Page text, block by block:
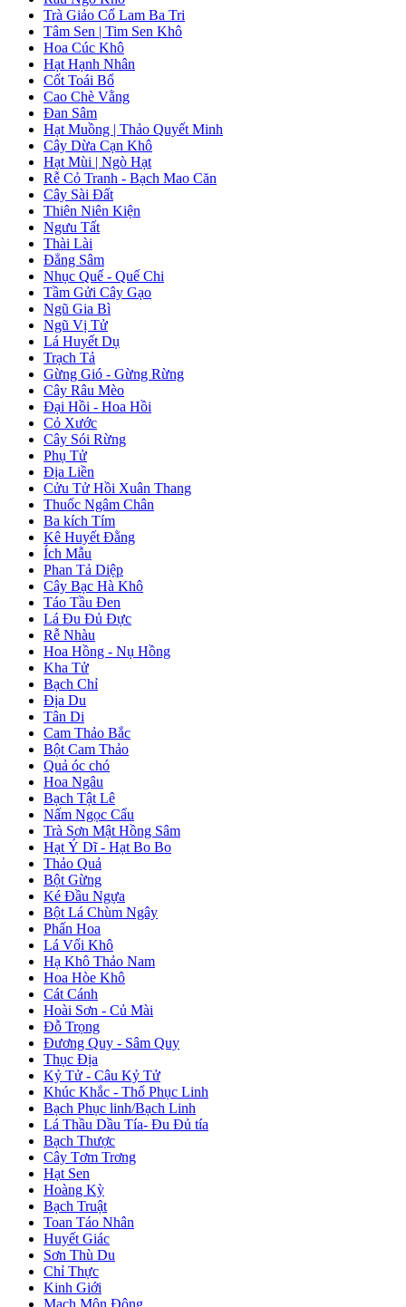
Trà Giảo Cổ Lam Ba Tri
Tâm Sen | Tim Sen Khô
Hoa Cúc Khô
Hạt Hạnh Nhân
Cốt Toái Bổ
Cao Chè Vằng
Đan Sâm
Hạt Muồng | Thảo Quyết Minh
Cây Dừa Cạn Khô
Hạt Mùi | Ngò Hạt
Rễ Cỏ Tranh - Bạch Mao Căn
Cây Sài Đất
Thiên Niên Kiện
Ngưu Tất
Thài Lài
Đẳng Sâm
Nhục Quế - Quế Chi
Tầm Gửi Cây Gạo
Ngũ Gia Bì
Ngũ Vị Tử
Lá Huyết Dụ
Trạch Tả
Gừng Gió - Gừng Rừng
Cây Râu Mèo
Đại Hồi - Hoa Hồi
Cỏ Xước
Cây Sói Rừng
Phụ Tử
Địa Liền
Cửu Tử Hồi Xuân Thang
Thuốc Ngâm Chân
Ba kích Tím
Kê Huyết Đằng
Ích Mẫu
Phan Tả Diệp
Cây Bạc Hà Khô
Táo Tầu Đen
Lá Đu Đủ Đực
Rễ Nhàu
Hoa Hồng - Nụ Hồng
Kha Tử
Bạch Chỉ
Địa Du
Tân Di
Cam Thảo Bắc
Bột Cam Thảo
Quả óc chó
Hoa Ngâu
Bạch Tật Lê
Nấm Ngọc Cẩu
Trà Sơn Mật Hồng Sâm
Hạt Ý Dĩ - Hạt Bo Bo
Thảo Quả
Bột Gừng
Ké Đầu Ngựa
Bột Lá Chùm Ngây
Phấn Hoa
Lá Vối Khô
Hạ Khô Thảo Nam
Hoa Hòe Khô
Cát Cánh
Hoài Sơn - Củ Mài
Đỗ Trọng
Đương Quy - Sâm Quy
Thục Địa
Kỷ Tử - Câu Kỷ Tử
Khúc Khắc - Thổ Phục Linh
Bạch Phục linh/Bạch Linh
Lá Thầu Dầu Tía- Đu Đủ tía
Bạch Thược
Cây Tơm Trơng
Hạt Sen
Hoàng Kỳ
Bạch Truật
Toan Táo Nhân
Huyết Giác
Sơn Thù Du
Chỉ Thực
Kinh Giới
Mạch Môn Đông